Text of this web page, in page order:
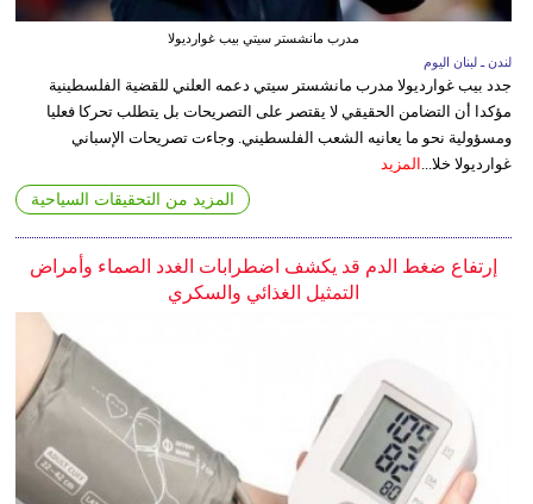
مدرب مانشستر سيتي بيب غوارديولا
لندن ـ لبنان اليوم
جدد بيب غوارديولا مدرب مانشستر سيتي دعمه العلني للقضية الفلسطينية
مؤكدا أن التضامن الحقيقي لا يقتصر على التصريحات بل يتطلب تحركا فعليا
ومسؤولية نحو ما يعانيه الشعب الفلسطيني. وجاءت تصريحات الإسباني
غوارديولا خلا...
المزيد
المزيد من التحقيقات السياحية
إرتفاع ضغط الدم قد يكشف اضطرابات الغدد الصماء وأمراض
التمثيل الغذائي والسكري